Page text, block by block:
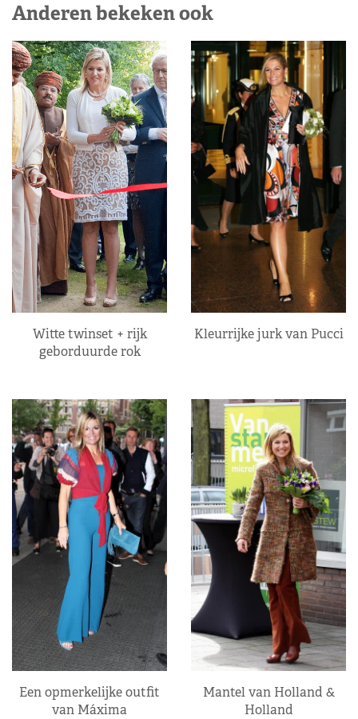
Anderen bekeken ook
Witte twinset + rijk
geborduurde rok
Kleurrijke jurk van Pucci
Een opmerkelijke outfit
van Máxima
Mantel van Holland &
Holland